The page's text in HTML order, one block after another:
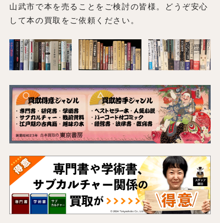
山武市で本を売ることをご検討の皆様。どうぞ安心
して本の買取をご依頼ください。